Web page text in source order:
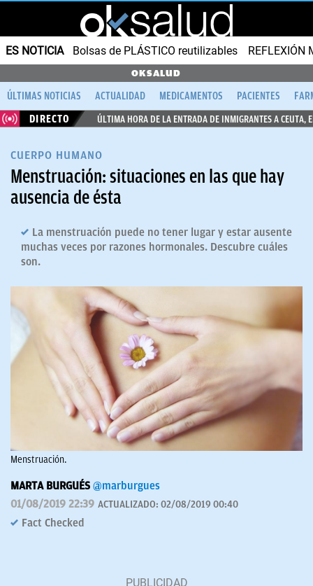
ES NOTICIA Bolsas de PLÁSTICO reutilizables REFLEXIÓN
OKSALUD
ÚLTIMAS NOTICIAS ACTUALIDAD MEDICAMENTOS PACIENTES
DIRECTO
ÚLTIMA HORA DE LA ENTRADA DE INMIGRANTES A CEUTA,
CUERPO HUMANO
Menstruación: situaciones en las que hay
ausencia de ésta
La menstruación puede no tener lugar y estar ausente
muchas veces por razones hormonales. Descubre cuáles
son.
Menstruación.
MARTA BURGUÉS @marburgues
01/08/2019 22:39 ACTUALIZADO: 02/08/2019 00:40
Fact Checked